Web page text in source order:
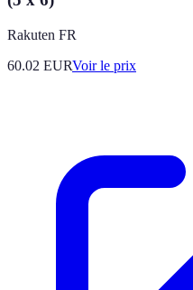
Rakuten FR
60.02 EURVoir le prix